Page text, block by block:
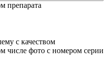
препарата
с качеством
числе фото с номером серии